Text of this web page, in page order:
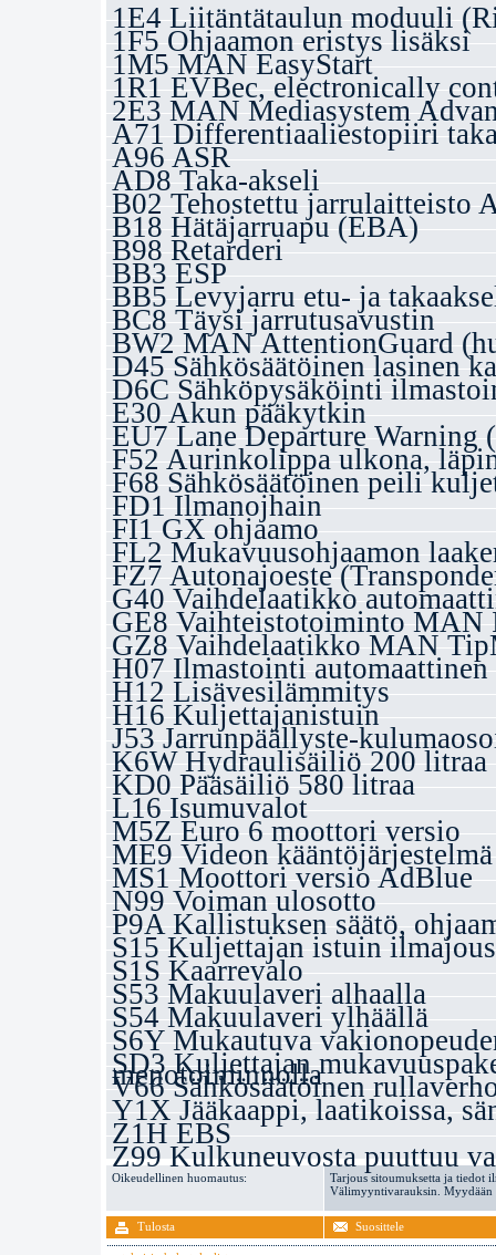
1E4 Liitäntätaulun moduuli
1F5 Ohjaamon eristys lisäksi
1M5 MAN EasyStart
1R1 EVBec, electronically
2E3 MAN Mediasystem
A71 Differentiaaliestopiiri
A96 ASR
AD8 Taka-akseli
B02 Tehostettu jarrulaitteisto
B18 Hätäjarruapu (EBA)
B98 Retarderi
BB3 ESP
BB5 Levyjarru etu- ja
BC8 Täysi jarrutusavustin
BW2 MAN AttentionGuard
D45 Sähkösäätöinen lasinen
D6C Sähköpysäköinti
E30 Akun pääkytkin
EU7 Lane Departure Warning
F52 Aurinkolippa ulkona,
F68 Sähkösäätöinen peili
FD1 Ilmanojhain
FI1 GX ohjaamo
FL2 Mukavuusohjaamon
FZ7 Autonajoeste
G40 Vaihdelaatikko
GE8 Vaihteistotoiminto MAN
GZ8 Vaihdelaatikko MAN
H07 Ilmastointi automaattinen
H12 Lisävesilämmitys
H16 Kuljettajanistuin
J53 Jarrunpäällyste-
K6W Hydraulisäiliö 200 litraa
KD0 Pääsäiliö 580 litraa
L16 Isumuvalot
M5Z Euro 6 moottori versio
ME9 Videon
MS1 Moottori versio AdBlue
N99 Voiman ulosotto
P9A Kallistuksen säätö,
S15 Kuljettajan istuin
S1S Kaarrevalo
S53 Makuulaveri alhaalla
S54 Makuulaveri ylhäällä
S6Y Mukautuva
menotoiminnolla
SD3 Kuljettajan
V66 Sähkösäätöinen
Y1X Jääkaappi, laatikoissa,
Z1H EBS
Z99 Kulkuneuvosta puuttuu
Oikeudellinen huomautus:
Tarjous sitoumuksetta ja tiedot
Välimyyntivarauksin.
Tulosta Suosittele